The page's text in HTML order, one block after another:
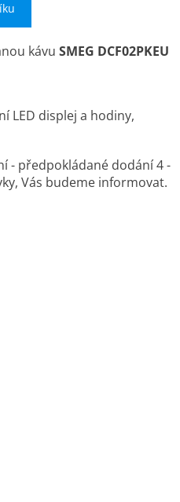
kávu SMEG DCF02PKEU
LED displej a hodiny,
- předpokládané dodání 4 -
Vás budeme informovat.